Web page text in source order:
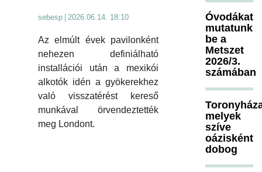
sebesp | 2026.06.14. 18:10
Az elmúlt évek pavilonként
nehezen definiálható
installációi után a mexikói
alkotók idén a gyökerekhez
való visszatérést kereső
munkával örvendeztették
meg Londont.
Óvodákat
mutatunk
be a
Metszet
2026/3.
számában
melyek
szíve
oázisként
dobog